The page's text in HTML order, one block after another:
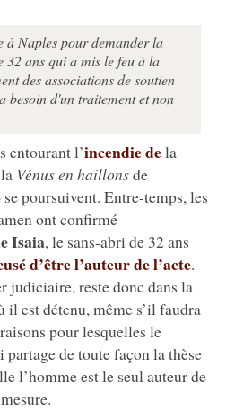
à Naples pour demander la
ans qui a mis le feu à la
des associations de soutien
besoin d'un traitement et non
entourant l’incendie dela
Vénus en haillonsde
se poursuivent. Entre-temps, les
ont confirmé
Isaia, le sans-abri de 32 ans
d’être l’auteur de l’acte.
judiciaire, reste donc dans la
il est détenu, même s’il faudra
pour lesquelles le
de toute façon la thèse
l’homme est le seul auteur de